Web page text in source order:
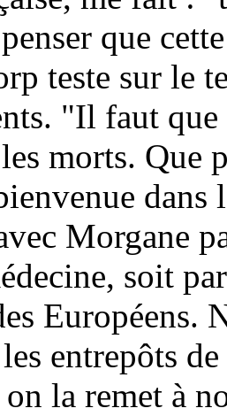
que
teste sur le
"Il faut
morts. Que
dans
Morgane
soit
Européens.
les entrepôts
la remet à